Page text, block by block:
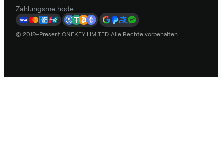
Zahlungsmethode
© 2019–Present ONEKEY LIMITED. Alle Rechte vorbehalten.